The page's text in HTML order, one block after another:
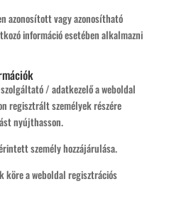
azonosított vagy azonosítható
információ esetében alkalmazni
/ adatkezelő a weboldal
regisztrált személyek részére
nyújthasson.
személy hozzájárulása.
köre a weboldal regisztrációs